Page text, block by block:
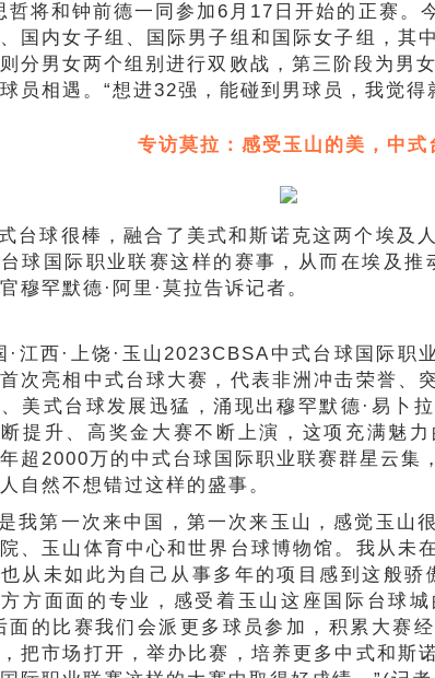
哲将和钟前德一同参加6月17日开始的正赛。
国内女子组、国际男子组和国际女子组，其
分男女两个组别进行双败战，第三阶段为男
员相遇。“想进32强，能碰到男球员，我觉
专访莫拉：感受玉山的美，中式
台球很棒，融合了美式和斯诺克这两个埃及
球国际职业联赛这样的赛事，从而在埃及
穆罕默德·阿里·莫拉告诉记者。
·江西·上饶·玉山2023CBSA中式台球国际职
次亮相中式台球大赛，代表非洲冲击荣誉、
美式台球发展迅猛，涌现出穆罕默德·易卜
提升、高奖金大赛不断上演，这项充满魅
超2000万的中式台球国际职业联赛群星云集
自然不想错过这样的盛事。
我第一次来中国，第一次来玉山，感觉玉山
、玉山体育中心和世界台球博物馆。我从未
从未如此为自己从事多年的项目感到这般骄
方方面面的专业，感受着玉山这座国际台球
面的比赛我们会派更多球员参加，积累大赛
把市场打开，举办比赛，培养更多中式和斯